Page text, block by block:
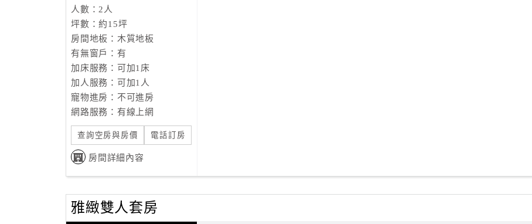
人數：2人
坪數：約15坪
房間地板：木質地板
有無窗戶：有
加床服務：可加1床
加人服務：可加1人
寵物進房：不可進房
網路服務：有線上網
查詢空房與房價 電話訂房
房間詳細內容
雅緻雙人套房